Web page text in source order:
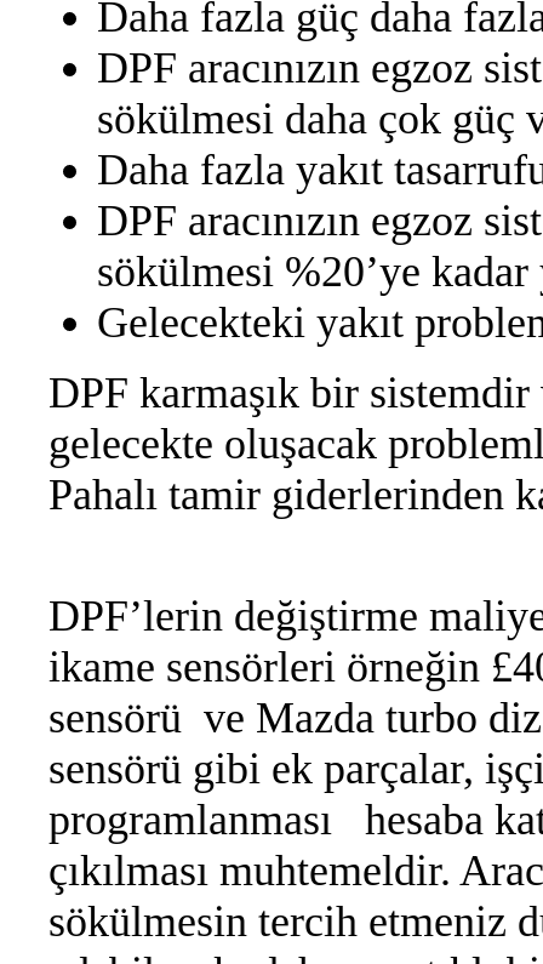
Daha fazla güç daha
DPF aracınızın egzoz
sökülmesi daha çok güç
Daha fazla yakıt
DPF aracınızın egzoz
sökülmesi %20’ye
Gelecekteki yakıt
DPF karmaşık bir sistemdir
gelecekte oluşacak
Pahalı tamir giderlerinden
DPF’lerin değiştirme
ikame sensörleri örneğin
sensörü ve Mazda turbo
sensörü gibi ek parçalar,
programlanması hesaba
çıkılması muhtemeldir.
sökülmesin tercih etmeniz